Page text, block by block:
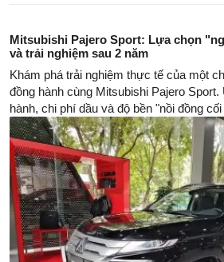
Mitsubishi Pajero Sport: Lựa chọn
và trải nghiệm sau 2 năm
Khám phá trải nghiệm thực tế của một
đồng hành cùng Mitsubishi Pajero
hành, chi phí dầu và độ bền "nồi đồng cối